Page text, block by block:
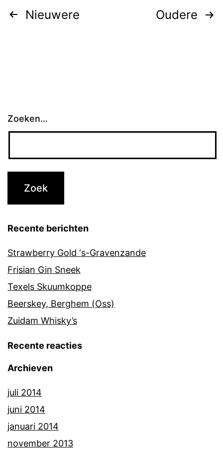
Berichten
Nieuwere Oudere
Zoeken…
Recente berichten
Strawberry Gold ‘s-Gravenzande
Frisian Gin Sneek
Texels Skuumkoppe
Beerskey, Berghem (Oss)
Zuidam Whisky’s
Recente reacties
Archieven
juli 2014
juni 2014
januari 2014
november 2013